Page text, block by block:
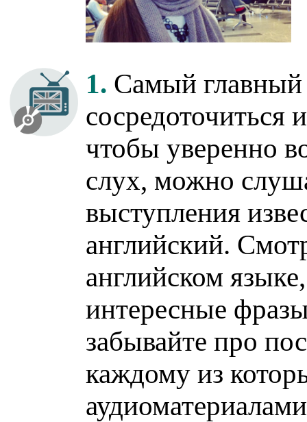
1. Самый главный
сосредоточиться
чтобы уверенно
слух, можно
выступления
английский.
английском
интересные
забывайте про
каждому из